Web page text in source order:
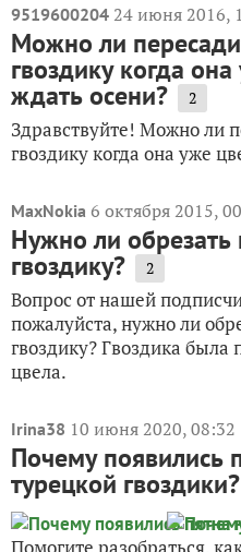
9519600204 24 июня 2016,
Можно ли
гвоздику когда
ждать осени? 2
Здравствуйте! Можно ли
гвоздику когда она уже
MaxNokia 6 октября 2015,
Нужно ли обрезать
гвоздику? 2
Вопрос от нашей
пожалуйста, нужно ли
гвоздику? Гвоздика была
цвела.
Irina38 10 июня 2020, 08:32
Почему появились
турецкой гвоздики?
Помогите разобраться,